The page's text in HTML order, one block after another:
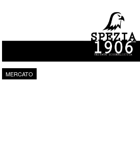
Vai al contenuto
MERCATO